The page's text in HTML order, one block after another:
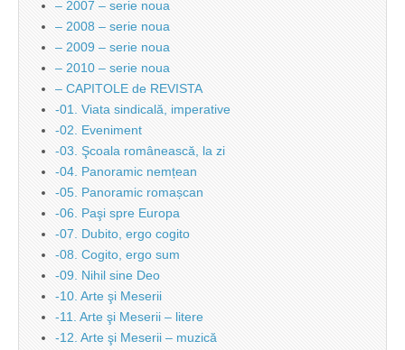
– 2007 – serie noua
– 2008 – serie noua
– 2009 – serie noua
– 2010 – serie noua
– CAPITOLE de REVISTA
-01. Viata sindicală, imperative
-02. Eveniment
-03. Şcoala românească, la zi
-04. Panoramic nemțean
-05. Panoramic romașcan
-06. Paşi spre Europa
-07. Dubito, ergo cogito
-08. Cogito, ergo sum
-09. Nihil sine Deo
-10. Arte şi Meserii
-11. Arte şi Meserii – litere
-12. Arte şi Meserii – muzică